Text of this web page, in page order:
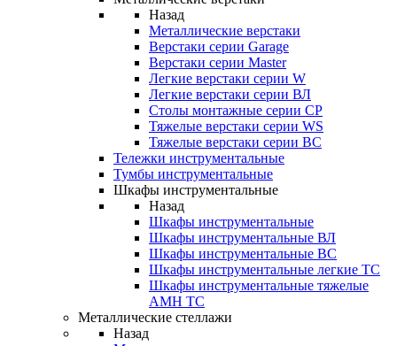
Назад
Металлические верстаки
Верстаки серии Garage
Верстаки серии Master
Легкие верстаки серии W
Легкие верстаки серии ВЛ
Столы монтажные серии СР
Тяжелые верстаки серии WS
Тяжелые верстаки серии ВС
Тележки инструментальные
Тумбы инструментальные
Шкафы инструментальные
Назад
Шкафы инструментальные
Шкафы инструментальные ВЛ
Шкафы инструментальные ВС
Шкафы инструментальные легкие ТС
Шкафы инструментальные тяжелые
AMH TC
Металлические стеллажи
Назад